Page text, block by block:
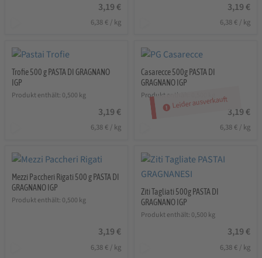
3,19 €
6,38 € / kg
3,19 €
6,38 €/ kg
Trofie 500 g PASTA DI GRAGNANO
IGP
Produkt enthält: 0,500 kg
3,19 €
6,38 € / kg
Leider ausverkauft
Casarecce 500g PASTA DI
GRAGNANO IGP
Produkt enthält: 0,500
3,19 €
6,38 €/ kg
Mezzi Paccheri Rigati 500 g PASTA DI
GRAGNANO IGP
Produkt enthält: 0,500 kg
3,19 €
6,38 € / kg
Ziti Tagliati 500g PASTA DI
GRAGNANO IGP
Produkt enthält: 0,500 kg
3,19 €
6,38 €/ kg